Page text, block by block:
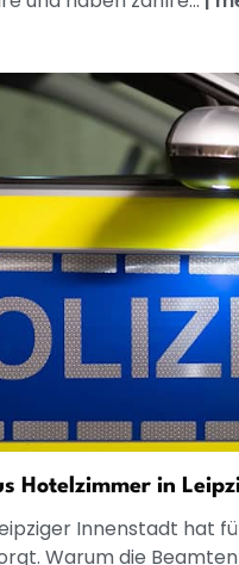
Hotelzimmer in
Innenstadt hat
Warum die